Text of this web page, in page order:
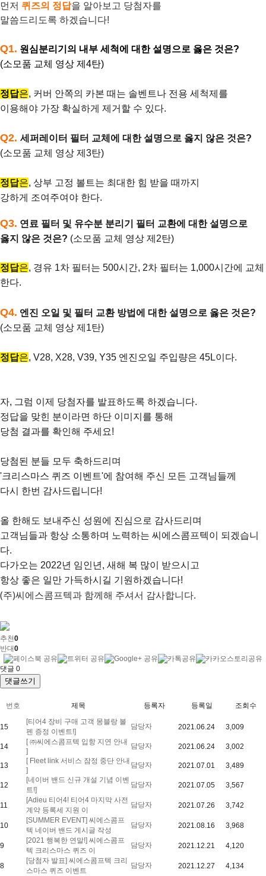
먼저 퀴즈의 정답을 알아보고 당첨자를
말씀드리도록 하겠습니다!
Q1. 원심분리기의 내부 세척에 대한 설명으로 옳은 것은?
(소모품 교체 영상 제4탄)
정답은, 커버 안쪽의 카본 때는 솔벤트나 전용 세척제를
이용해야 가장 확실하게 제거할 수 있다.
Q2. 세퍼레이터 필터 교체에 대한 설명으로 옳지 않은 것은?
(소모품 교체 영상 제3탄)
정답은, 상부 고정 볼트는 최대한 힘 받을 때까지
강하게 조여주여야 한다.
Q3. 연료 필터 및 유수분 분리기 필터 교환에 대한 설명으로
옳지 않은 것은? (소모품 교체 영상 제2탄)
정답은, 경유 1차 필터는 500시간, 2차 필터는 1,000시간에 교체
한다.
Q4. 엔진 오일 및 필터 교환 방법에 대한 설명으로 옳은 것은?
(소모품 교체 영상 제1탄)
정답은, V28, X28, V39, Y35 엔진오일 주입량은 45L이다.
자, 그럼 이제 당첨자를 발표하도록 하겠습니다.
정답을 맞힌 분이라면 하단 이미지를 통해
당첨 결과를 확인해 주세요!
당첨된 분들 모두 축하드리며
'크리스마스 퀴즈 이벤트'에 참여해 주신 모든 고객님들께
다시 한번 감사드립니다!
올 한해도 보내주신 성원에 진심으로 감사드리며
고객님들과 항상 소통하며 노력하는 씨에스콤프텍이 되겠습니
다.
다가오는 2022년 임인년, 새해 복 많이 받으시고
항상 좋은 일만 가득하시길 기원하겠습니다!
(주)씨에스콤프텍과 함께해 주셔서 감사합니다.
추천0
반대0
댓글 0
댓글쓰기
번호 제목 등록자 등록일 조회수
15
[티어4 장비 구매 고객 몽블랑 볼
펜 증정 이벤트!]
담당자 2021.06.24 3,009
14
[ ㈜씨에스콤프텍 입항 지연 안내
]
담당자 2021.06.24 3,002
13
[ Fleet link 서비스 잠정 중단 안내
]
담당자 2021.07.01 3,489
12
[네이버 밴드 신규 개설 기념 이벤
트!]
담당자 2021.07.05 3,567
11
[Adieu 티어4! 티어4 마지막 사전
계약 등록세 지원 이
담당자 2021.07.26 3,742
10
[SUMMER EVENT] 씨에스콤프
텍 네이버 밴드 게시글 작성
담당자 2021.08.16 3,968
9
[2021 행복한 연말!] 씨에스콤프
텍 크리스마스 퀴즈 이
담당자 2021.12.21 4,120
8
[당첨자 발표] 씨에스콤프텍 크리
스마스 퀴즈 이벤트
담당자 2021.12.27 4,134